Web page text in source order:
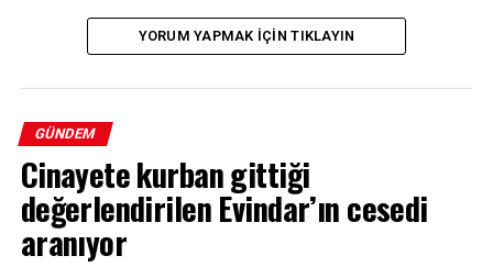
YORUM YAPMAK IÇIN TIKLAYIN
GÜNDEM
Cinayete kurban gittiği
değerlendirilen Evindar’ın cesedi
aranıyor